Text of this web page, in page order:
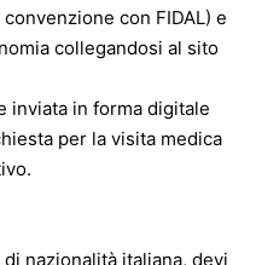
con FIDAL) e
collegandosi al sito
inviata in forma digitale
per la visita medica
nazionalità italiana, devi